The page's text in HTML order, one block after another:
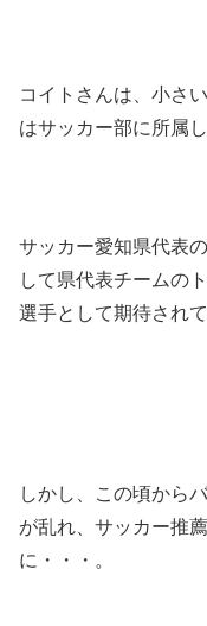
コイトさんは、小さ
はサッカー部に所属
サッカー愛知県代表
して県代表チームの
選手として期待されて
しかし、この頃から
が乱れ、サッカー推
に・・・。